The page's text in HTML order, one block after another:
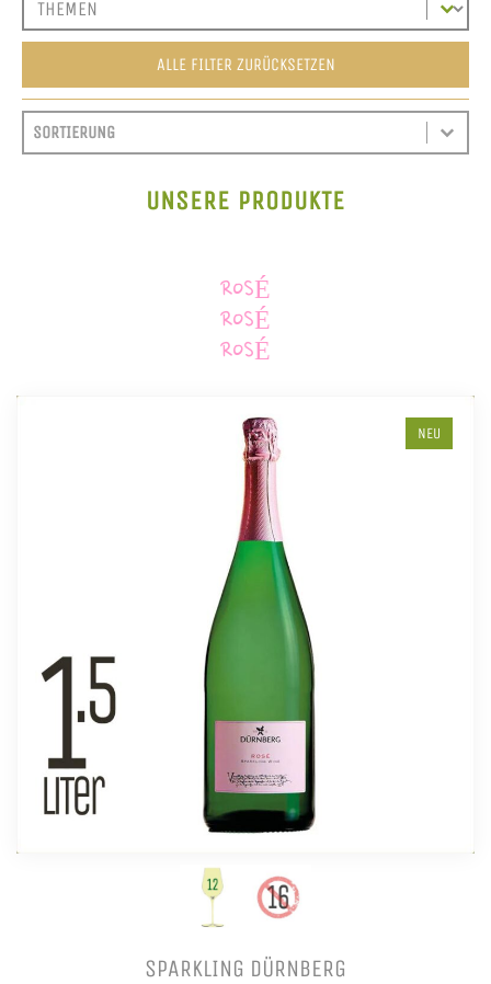
ALLE FILTER ZURÜCKSETZEN
SORTIEREN
SORT CONTENT
SORT CONTENT
UNSERE PRODUKTE
ROSÉ
ROSÉ
ROSÉ
NEU
SPARKLING DÜRNBERG